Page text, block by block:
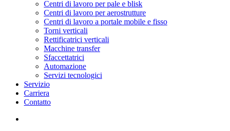
Centri di lavoro per pale e blisk
Centri di lavoro per aerostrutture
Centri di lavoro a portale mobile e fisso
Torni verticali
Rettificatrici verticali
Macchine transfer
Sfaccettatrici
Automazione
Servizi tecnologici
Servizio
Carriera
Contatto